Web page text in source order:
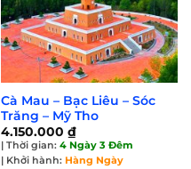
Cà Mau – Bạc Liêu – Sóc
Trăng – Mỹ Tho
4.150.000 ₫
| Thời gian: 4 Ngày 3 Đêm
| Khởi hành: Hàng Ngày